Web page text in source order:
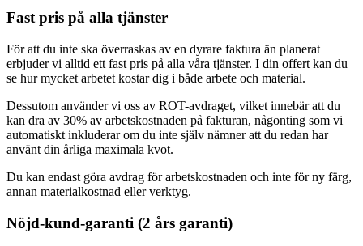
Fast pris på alla tjänster
För att du inte ska överraskas av en dyrare faktura än planerat
erbjuder vi alltid ett fast pris på alla våra tjänster. I din offert kan du
se hur mycket arbetet kostar dig i både arbete och material.
Dessutom använder vi oss av ROT-avdraget, vilket innebär att du
kan dra av 30% av arbetskostnaden på fakturan, någonting som vi
automatiskt inkluderar om du inte själv nämner att du redan har
använt din årliga maximala kvot.
Du kan endast göra avdrag för arbetskostnaden och inte för ny färg,
annan materialkostnad eller verktyg.
Nöjd-kund-garanti (2 års garanti)